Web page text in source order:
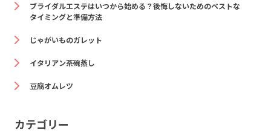
ブライダルエステはいつから始める？後悔しないためのベストな
タイミングと準備方法
じゃがいものガレット
イタリアン茶碗蒸し
豆腐オムレツ
カテゴリー